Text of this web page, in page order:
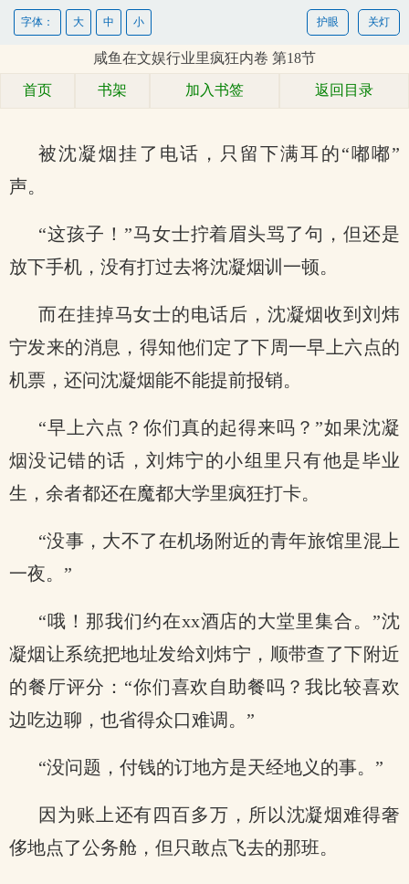
关灯
护眼
字体： 大 中 小
咸鱼在文娱行业里疯狂内卷 第18节
首页 书架 加入书签 返回目录
被沈凝烟挂了电话，只留下满耳的“嘟嘟”
声。
“这孩子！”马女士拧着眉头骂了句，但还是
放下手机，没有打过去将沈凝烟训一顿。
而在挂掉马女士的电话后，沈凝烟收到刘炜
宁发来的消息，得知他们定了下周一早上六点的
机票，还问沈凝烟能不能提前报销。
“早上六点？你们真的起得来吗？”如果沈凝
烟没记错的话，刘炜宁的小组里只有他是毕业
生，余者都还在魔都大学里疯狂打卡。
“没事，大不了在机场附近的青年旅馆里混上
一夜。”
“哦！那我们约在xx酒店的大堂里集合。”沈
凝烟让系统把地址发给刘炜宁，顺带查了下附近
的餐厅评分：“你们喜欢自助餐吗？我比较喜欢
边吃边聊，也省得众口难调。”
“没问题，付钱的订地方是天经地义的事。”
因为账上还有四百多万，所以沈凝烟难得奢
侈地点了公务舱，但只敢点飞去的那班。